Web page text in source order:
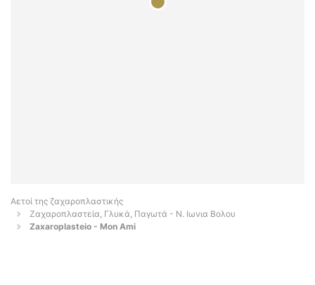
Αετοί της ζαχαροπλαστικής
Ζαχαροπλαστεία, Γλυκά, Παγωτά - Ν. Ιωνια Βολου
Zaxaroplasteio - Mon Ami